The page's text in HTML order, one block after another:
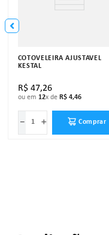
COTOVELEIRA AJUSTÁVEL
KESTAL
R$ 47,26
ou em 12x de R$ 4,46
＋
－ Comprar